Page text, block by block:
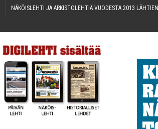
NÄKÖIS­LEH­TI JA ARKIS­TO­LEH­TIÄ VUO­DES­TA 2013 LÄHTIEN